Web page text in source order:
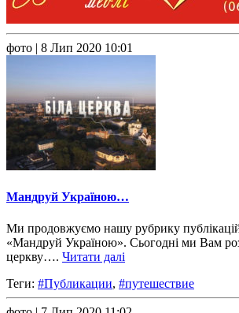
фото | 8 Лип 2020 10:01
Мандруй Україною…
Ми продовжуємо нашу рубрику
«Мандруй Україною». Сьогодні ми Вам
церкву…. Читати далі
Теги: #Публикации, #путешествие